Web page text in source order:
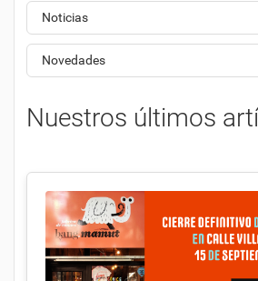
Noticias
Novedades
Nuestros últimos